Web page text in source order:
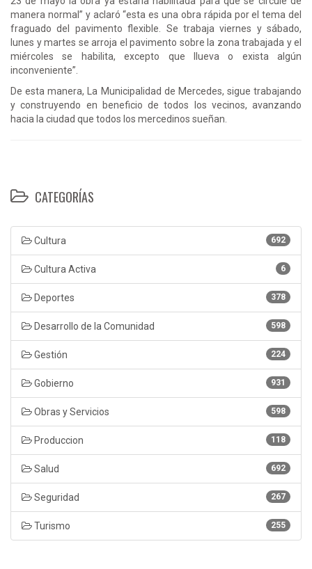
manera normal” y aclaró “esta es una obra rápida por el tema del
fraguado del pavimento flexible. Se trabaja viernes y sábado,
lunes y martes se arroja el pavimento sobre la zona trabajada y el
miércoles se habilita, excepto que llueva o exista algún
inconveniente”.
De esta manera, La Municipalidad de Mercedes, sigue trabajando
y construyendo en beneficio de todos los vecinos, avanzando
hacia la ciudad que todos los mercedinos sueñan.
CATEGORÍAS
692
Cultura
6
Cultura Activa
378
Deportes
598
Desarrollo de la Comunidad
224
Gestión
931
Gobierno
598
Obras y Servicios
118
Produccion
692
Salud
267
Seguridad
255
Turismo